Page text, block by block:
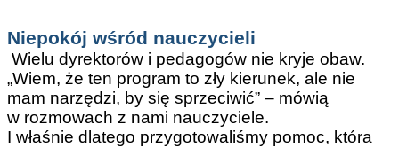
Niepokój wśród nauczycieli
Wielu dyrektorów i pedagogów nie kryje obaw.
„Wiem, że ten program to zły kierunek, ale nie
mam narzędzi, by się sprzeciwić” – mówią
w rozmowach z nami nauczyciele.
I właśnie dlatego przygotowaliśmy pomoc, która